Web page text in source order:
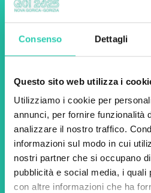
Consenso Dettagli
Questo sito web utilizza i
Utilizziamo i cookie per
annunci, per fornire funzionalità
analizzare il nostro traffico.
informazioni sul modo in cui
nostri partner che si occupano
pubblicità e social media, i quali
con altre informazioni che ha
Non perderti i
eventi! Iscriviti
newsletter di
iniziative.
Nome *
Email *